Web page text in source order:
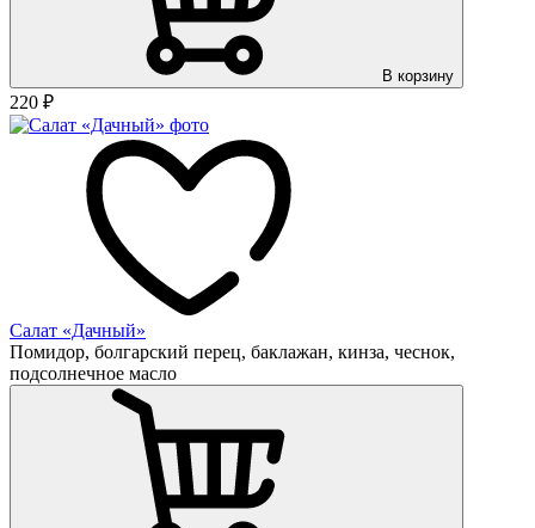
В корзину
220 ₽
Салат «Дачный»
Помидор, болгарский перец, баклажан, кинза, чеснок,
подсолнечное масло